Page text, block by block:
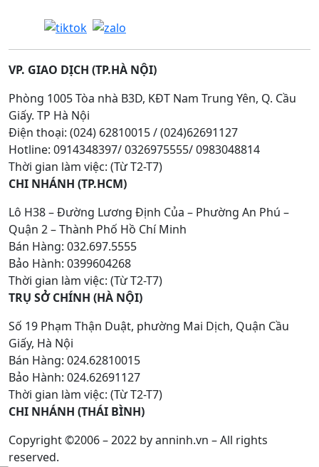
VP. GIAO DỊCH (TP.HÀ NỘI)
Phòng 1005 Tòa nhà B3D, KĐT Nam Trung Yên, Q. Cầu
Giấy. TP Hà Nội
Điện thoại: (024) 62810015 / (024)62691127
Hotline: 0914348397/ 0326975555/ 0983048814
Thời gian làm việc: (Từ T2-T7)
CHI NHÁNH (TP.HCM)
Lô H38 – Đường Lương Định Của – Phường An Phú –
Quận 2 – Thành Phố Hồ Chí Minh
Bán Hàng: 032.697.5555
Bảo Hành: 0399604268
Thời gian làm việc: (Từ T2-T7)
TRỤ SỞ CHÍNH (HÀ NỘI)
Số 19 Phạm Thận Duật, phường Mai Dịch, Quận Cầu
Giấy, Hà Nội
Bán Hàng: 024.62810015
Bảo Hành: 024.62691127
Thời gian làm việc: (Từ T2-T7)
CHI NHÁNH (THÁI BÌNH)
Copyright ©2006 – 2022 by anninh.vn – All rights
reserved.